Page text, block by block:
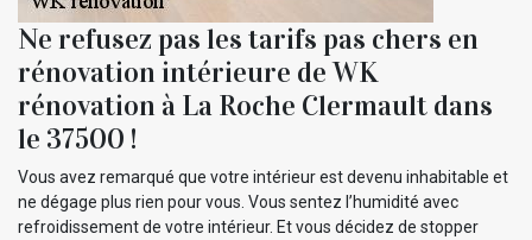
Ne refusez pas les tarifs pas chers en
rénovation intérieure de WK
rénovation à La Roche Clermault dans
le 37500 !
Vous avez remarqué que votre intérieur est devenu inhabitable et
ne dégage plus rien pour vous. Vous sentez l’humidité avec
refroidissement de votre intérieur. Et vous décidez de stopper